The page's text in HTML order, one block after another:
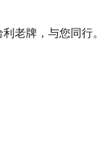
老牌，与您同行。